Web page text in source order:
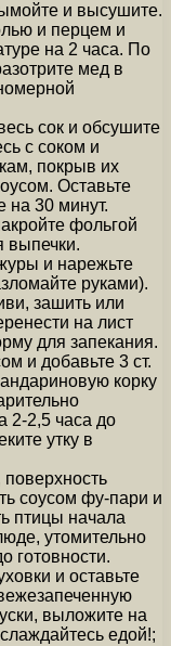
и высушите.
и перцем и
на 2 часа. По
мед в
сок и обсушите
с соком и
покрыв их
Оставьте
на 30 минут.
фольгой
выпечки.
и нарежьте
руками).
зашить или
на лист
для запекания.
и добавьте 3 ст.
корку
2-2,5 часа до
утку в
соусом фу-пари и
птицы начала
утомительно
готовности.
и оставьте
выложите на
едой!;